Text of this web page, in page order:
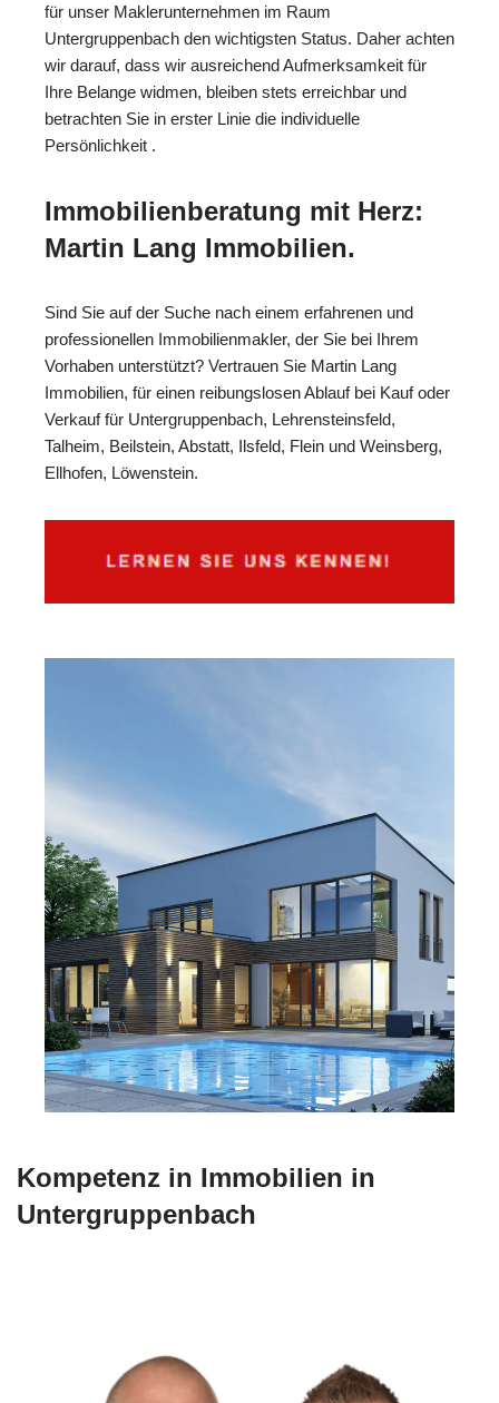
für unser Maklerunternehmen im Raum
Untergruppenbach den wichtigsten Status. Daher achten
wir darauf, dass wir ausreichend Aufmerksamkeit für
Ihre Belange widmen, bleiben stets erreichbar und
betrachten Sie in erster Linie die individuelle
Persönlichkeit .
Immobilienberatung mit Herz:
Martin Lang Immobilien.
Sind Sie auf der Suche nach einem erfahrenen und
professionellen Immobilienmakler, der Sie bei Ihrem
Vorhaben unterstützt? Vertrauen Sie Martin Lang
Immobilien, für einen reibungslosen Ablauf bei Kauf oder
Verkauf für Untergruppenbach, Lehrensteinsfeld,
Talheim, Beilstein, Abstatt, Ilsfeld, Flein und Weinsberg,
Ellhofen, Löwenstein.
Kompetenz in Immobilien in
Untergruppenbach